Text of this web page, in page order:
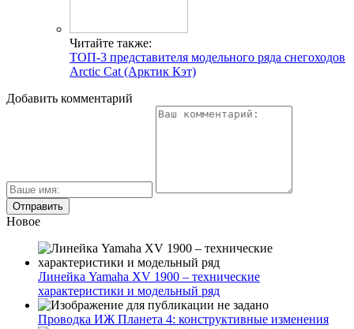
Читайте также:
ТОП-3 представителя модельного ряда снегоходов
Arctic Cat (Арктик Кэт)
Добавить комментарий
Новое
Линейка Yamaha XV 1900 – технические
характеристики и модельный ряд
Проводка ИЖ Планета 4: конструктивные изменения